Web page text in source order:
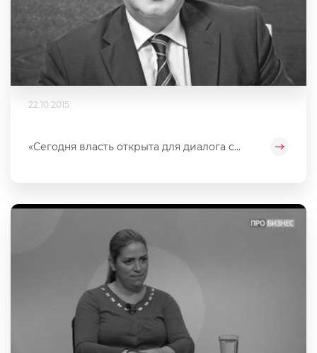
22.10.2015
«Сегодня власть открыта для диалога с...